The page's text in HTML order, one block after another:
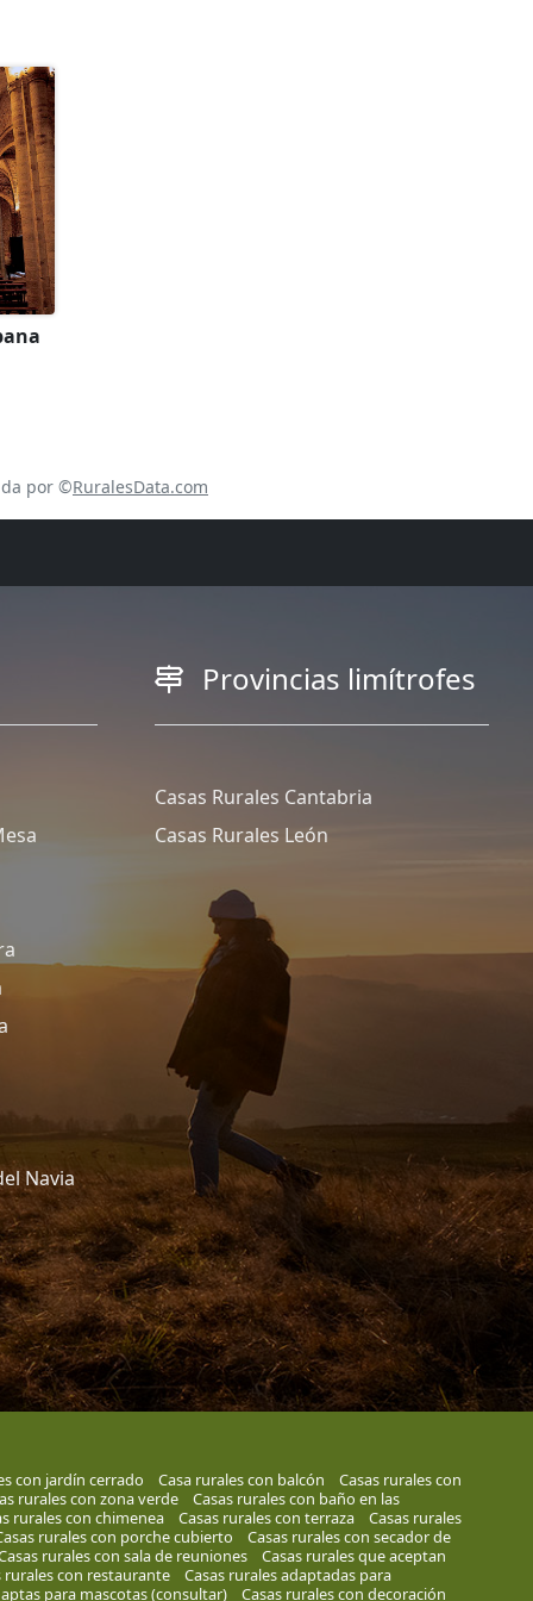
por ©RuralesData.com
Navia
Provincias limítrofes
Casas Rurales Cantabria
Casas Rurales León
con jardín cerrado Casa rurales con balcón
Casas rurales con
rurales con zona verde
Casas rurales con baño en las
rurales con chimenea
Casas rurales con terraza
Casas rurales
rurales con porche cubierto
Casas rurales con secador de
rurales con sala de reuniones
Casas rurales que aceptan
rurales con restaurante
Casas rurales adaptadas para
para mascotas (consultar)
Casas rurales con decoración